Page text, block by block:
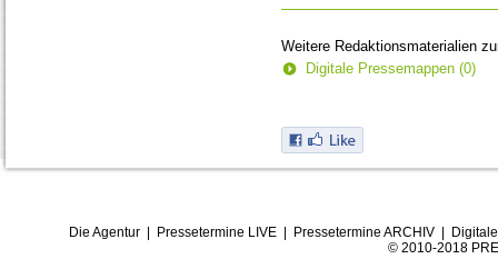
Weitere Redaktionsmaterialien
Digitale Pressemappen (0)
Die Agentur| Pressetermine LIVE| Pressetermine ARCHIV|
© 2010-2018